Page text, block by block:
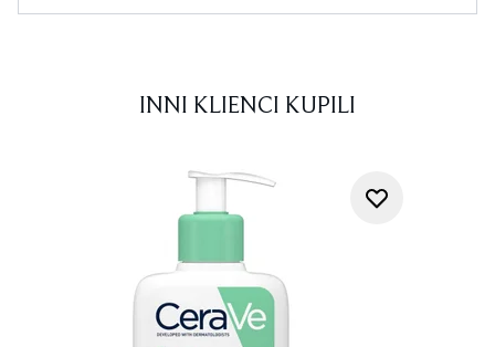
INNI KLIENCI KUPILI